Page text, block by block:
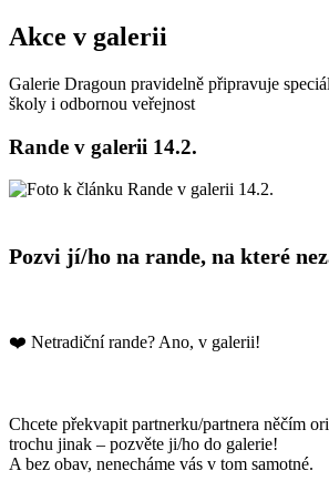
Akce v galerii
Galerie Dragoun pravidelně připravuje
školy i odbornou veřejnost
Rande v galerii 14.2.
Pozvi jí/ho na rande, na které
❤️ Netradiční rande? Ano, v galerii!
Chcete překvapit partnerku/partnera něčím
trochu jinak – pozvěte ji/ho do galerie!
A bez obav, nenecháme vás v tom samotné.